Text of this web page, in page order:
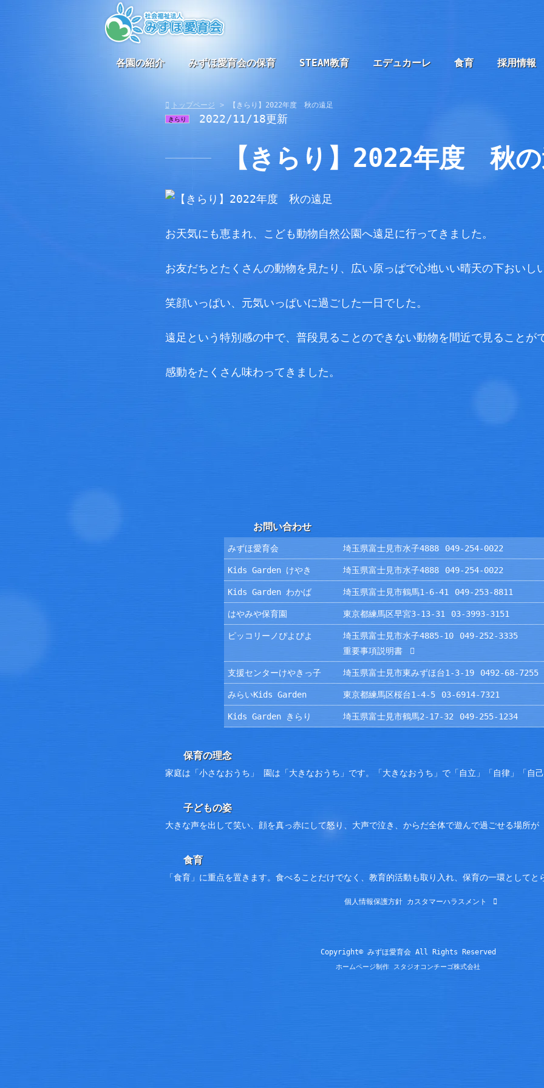
各園の紹介 みずほ愛育会の保育 STEAM教育 エデュカーレ 食育 採用情報
トップページ 【きらり】2022年度 秋の遠足
きらり 2022/11/18更新
【きらり】2022年度 秋
お天気にも恵まれ、こども動物自然公園へ遠足に行ってきました。
お友だちとたくさんの動物を見たり、広い原っぱで心地いい晴天の下おいし
笑顔いっぱい、元気いっぱいに過ごした一日でした。
遠足という特別感の中で、普段見ることのできない動物を間近で見ることが
感動をたくさん味わってきました。
お問い合わせ
みずほ愛育会 埼玉県富士見市水子4888 049-254-0022
Kids Garden けやき 埼玉県富士見市水子4888 049-254-0022
Kids Garden わかば 埼玉県富士見市鶴馬1-6-41 049-253-8811
はやみや保育園 東京都練馬区早宮3-13-31 03-3993-3151
ピッコリーノぴよぴよ 埼玉県富士見市水子4885-10
049-252-3335
重要事項説明書
支援センターけやきっ子 埼玉県富士見市東みずほ台1-3-19 0492-68-7255
みらいKids Garden 東京都練馬区桜台1-4-5 03-6914-7321
Kids Garden きらり 埼玉県富士見市鶴馬2-17-32 049-255-1234
保育の理念
家庭は「小さなおうち」 園は「大きなおうち」です。「大きなおうち」で「自立」「自律」「自
子どもの姿
大きな声を出して笑い、顔を真っ赤にして怒り、大声で泣き、からだ全体で遊んで過ごせる場所が
食育
「食育」に重点を置きます。食べることだけでなく、教育的活動も取り入れ、保育の一環としてと
個人情報保護方針 カスタマーハラスメント
Copyright© みずほ愛育会 All Rights Reserved
ホームページ制作 スタジオコンチーゴ株式会社